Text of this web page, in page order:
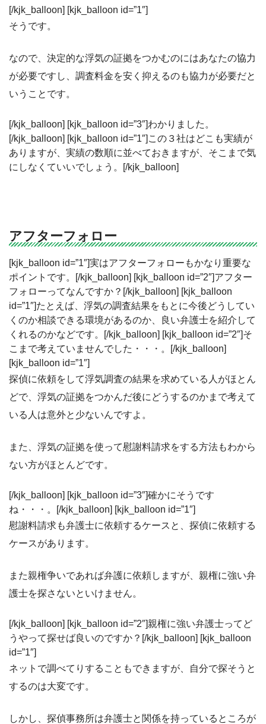
[/kjk_balloon] [kjk_balloon id=”1″]
そうです。
なので、決定的な浮気の証拠をつかむのにはあなたの協力
が必要ですし、調査料金を安く抑えるのも協力が必要だと
いうことです。
[/kjk_balloon] [kjk_balloon id=”3″]わかりました。
[/kjk_balloon] [kjk_balloon id=”1″]この３社はどこも実績が
ありますが、実績の数順に並べておきますが、そこまで気
にしなくていいでしょう。[/kjk_balloon]
アフターフォロー
[kjk_balloon id=”1″]実はアフターフォローもかなり重要な
ポイントです。[/kjk_balloon] [kjk_balloon id=”2″]アフター
フォローってなんですか？[/kjk_balloon] [kjk_balloon
id=”1″]たとえば、浮気の調査結果をもとに今後どうしてい
くのか相談できる環境があるのか、良い弁護士を紹介して
くれるのかなどです。[/kjk_balloon] [kjk_balloon id=”2″]そ
こまで考えていませんでした・・・。[/kjk_balloon]
[kjk_balloon id=”1″]
探偵に依頼をして浮気調査の結果を求めている人がほとん
どで、浮気の証拠をつかんだ後にどうするのかまで考えて
いる人は意外と少ないんですよ。
また、浮気の証拠を使って慰謝料請求をする方法もわから
ない方がほとんどです。
[/kjk_balloon] [kjk_balloon id=”3″]確かにそうです
ね・・・。[/kjk_balloon] [kjk_balloon id=”1″]
慰謝料請求も弁護士に依頼するケースと、探偵に依頼する
ケースがあります。
また親権争いであれば弁護に依頼しますが、親権に強い弁
護士を探さないといけません。
[/kjk_balloon] [kjk_balloon id=”2″]親権に強い弁護士ってど
うやって探せば良いのですか？[/kjk_balloon] [kjk_balloon
id=”1″]
ネットで調べてりすることもできますが、自分で探そうと
するのは大変です。
しかし、探偵事務所は弁護士と関係を持っているところが